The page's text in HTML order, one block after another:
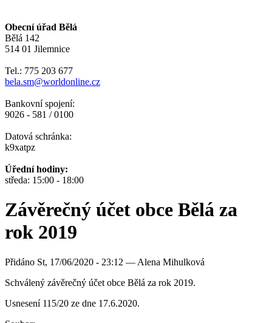
Obecní úřad Bělá
Bělá 142
514 01 Jilemnice
Tel.: 775 203 677
bela.sm@worldonline.cz
Bankovní spojení:
9026 - 581 / 0100
Datová schránka:
k9xatpz
Úřední hodiny:
středa: 15:00 - 18:00
Závěrečný účet obce Bělá za
rok 2019
Přidáno St, 17/06/2020 - 23:12 — Alena Mihulková
Schválený závěrečný účet obce Bělá za rok 2019.
Usnesení 115/20 ze dne 17.6.2020.